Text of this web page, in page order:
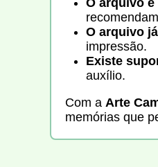
O arquivo
O arquivo
impressão.
Existe
auxílio.
Com a Arte
memórias que